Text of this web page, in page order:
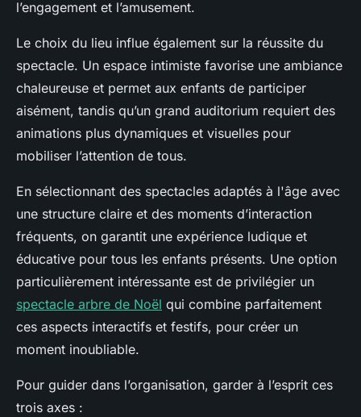
l’engagement et l’amusement.
Le choix du lieu influe également sur la réussite du
spectacle. Un espace intimiste favorise une ambiance
chaleureuse et permet aux enfants de participer
aisément, tandis qu’un grand auditorium requiert des
animations plus dynamiques et visuelles pour
mobiliser l’attention de tous.
En sélectionnant des spectacles adaptés à l'âge avec
une structure claire et des moments d’interaction
fréquents, on garantit une expérience ludique et
éducative pour tous les enfants présents. Une option
particulièrement intéressante est de privilégier un
spectacle arbre de Noël qui combine parfaitement
ces aspects interactifs et festifs, pour créer un
moment inoubliable.
Pour guider dans l’organisation, garder à l’esprit ces
trois axes :